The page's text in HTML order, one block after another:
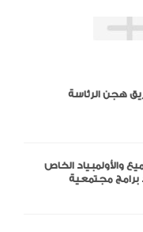
والأولمبياد الخاص